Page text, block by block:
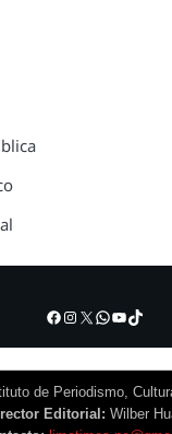
Facebook
Instagram
X WhatsApp
YouTube
TikTok
de Periodismo,
Editorial: Wilber